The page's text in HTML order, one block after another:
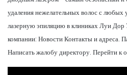
удаления нежелательных волос с любых
лазерную эпиляцию в клиниках Луи Дор
компании: Новости Контакты и адреса.
Написать жалобу директору. Перейти к